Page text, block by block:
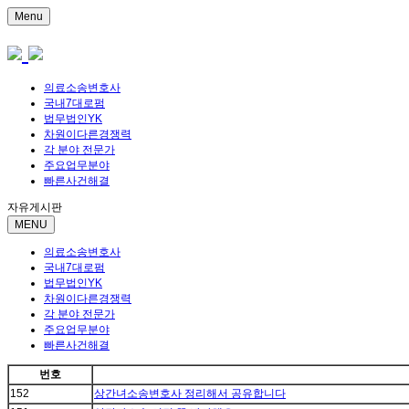
Menu
의료소송변호사
국내7대로펌
법무법인YK
차원이다른경쟁력
각 분야 전문가
주요업무분야
빠른사건해결
자유게시판
MENU
의료소송변호사
국내7대로펌
법무법인YK
차원이다른경쟁력
각 분야 전문가
주요업무분야
빠른사건해결
번호
152
상간녀소송변호사 정리해서 공유합니다